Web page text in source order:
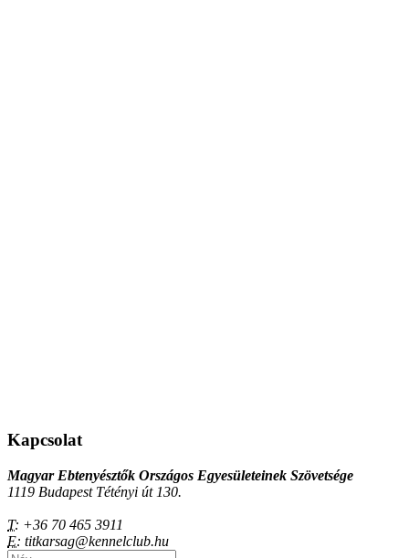
Kapcsolat
Magyar Ebtenyésztők Országos Egyesületeinek Szövetsége
1119 Budapest Tétényi út 130.
T: +36 70 465 3911
E: titkarsag@kennelclub.hu